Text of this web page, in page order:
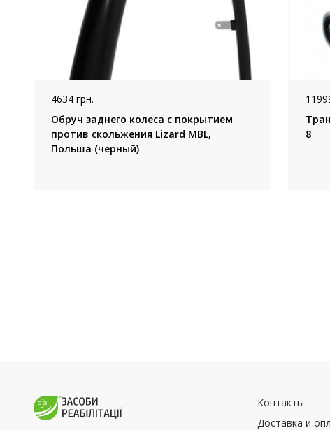
4634 грн.
Обруч заднего колеса с покрытием
против скольжения Lizard MBL,
Польша (черный)
8
Контакты
Доставка и